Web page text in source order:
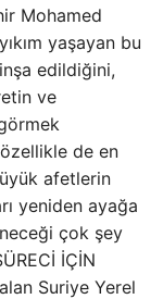
Mohamed
yaşayan bu
edildiğini,
ve
de en
afetlerin
yeniden ayağa
çok şey
İÇİN
Suriye Yerel